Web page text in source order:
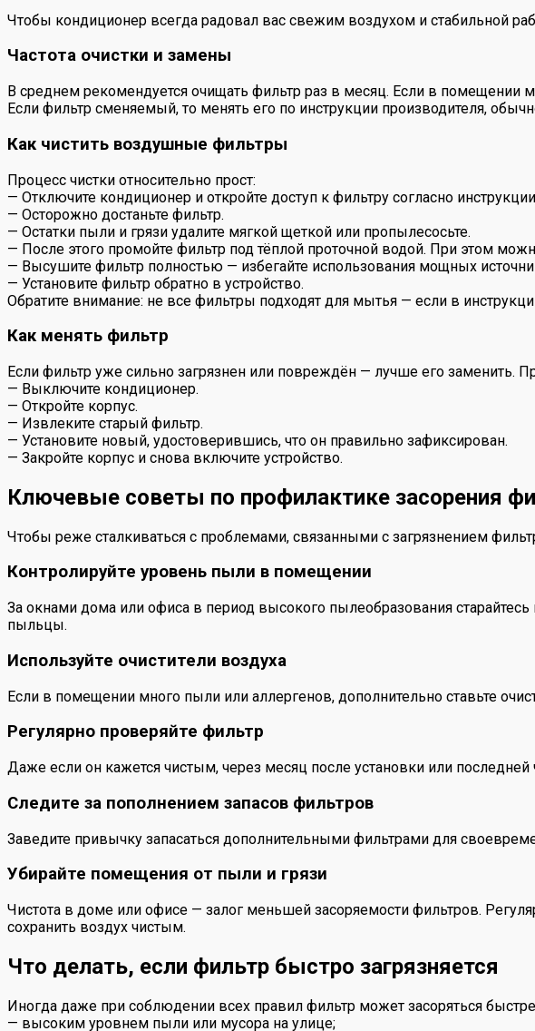
Чтобы кондиционер всегда радовал вас свежим воздухом и стабильной
Частота очистки и замены
В среднем рекомендуется очищать фильтр раз в месяц. Если в
Если фильтр сменяемый, то менять его по инструкции производителя,
Как чистить воздушные фильтры
Процесс чистки относительно прост:
— Отключите кондиционер и откройте доступ к фильтру согласно
— Осторожно достаньте фильтр.
— Остатки пыли и грязи удалите мягкой щеткой или пропылесосьте.
— После этого промойте фильтр под тёплой проточной водой. При этом
— Высушите фильтр полностью — избегайте использования мощных
— Установите фильтр обратно в устройство.
Обратите внимание: не все фильтры подходят для мытья — если в
Как менять фильтр
Если фильтр уже сильно загрязнен или повреждён — лучше его заменить.
— Выключите кондиционер.
— Откройте корпус.
— Извлеките старый фильтр.
— Установите новый, удостоверившись, что он правильно зафиксирован.
— Закройте корпус и снова включите устройство.
Ключевые советы по профилактике засорения
Чтобы реже сталкиваться с проблемами, связанными с загрязнением
Контролируйте уровень пыли в помещении
За окнами дома или офиса в период высокого пылеобразования
пыльцы.
Используйте очистители воздуха
Если в помещении много пыли или аллергенов, дополнительно ставьте
Регулярно проверяйте фильтр
Даже если он кажется чистым, через месяц после установки или последней
Следите за пополнением запасов фильтров
Заведите привычку запасаться дополнительными фильтрами для
Убирайте помещения от пыли и грязи
Чистота в доме или офисе — залог меньшей засоряемости фильтров.
сохранить воздух чистым.
Что делать, если фильтр быстро загрязняется
Иногда даже при соблюдении всех правил фильтр может засоряться
— высоким уровнем пыли или мусора на улице;